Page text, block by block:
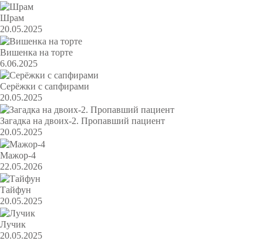
Шрам
20.05.2025
Вишенка на торте
6.06.2025
Серёжки с сапфирами
20.05.2025
Загадка на двоих-2. Пропавший пациент
20.05.2025
Мажор-4
22.05.2026
Тайфун
20.05.2025
Лучик
20.05.2025